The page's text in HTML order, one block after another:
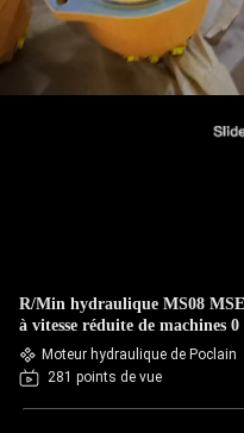
R/Min hydraulique MS08
à vitesse réduite de machines 0
Moteur hydraulique de Poclain
281 points de vue